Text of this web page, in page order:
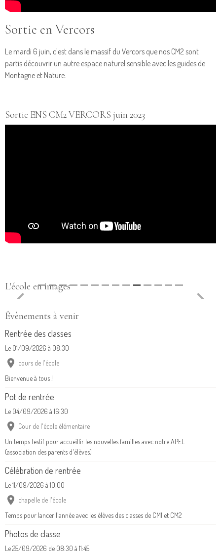
Sortie en Vercors
Le mardi 6 juin, c'est dans le massif du Vercors que nos CM2 sont
partis découvrir un autre espace naturel sensible avec les guides de
Montagne et Nature.
Sortie ENS CM2 VERCORS juin 2023
L'école en images
Évènements à venir
Rentrée des classes
Le 01/09/2026 à 08:30
cours de l'école
Bienvenue à tous !
Pot de rentrée
Le 04/09/2026 à 16:30
Cour de l'école élémentaire
Un temps festif pour accueillir les nouvelles familles avec notre APEL
(association des parents d'élèves)
Célébration de rentrée
Le 11/09/2026 à 10:00
chapelle de l'école
Temps pour lancer l'année avec les élèves des classes de CM1 et CM2
Photos de classe
Le 25/09/2026 de 08:30 à 11:45